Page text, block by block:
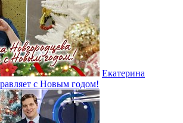
Екатерина
с Новым годом!